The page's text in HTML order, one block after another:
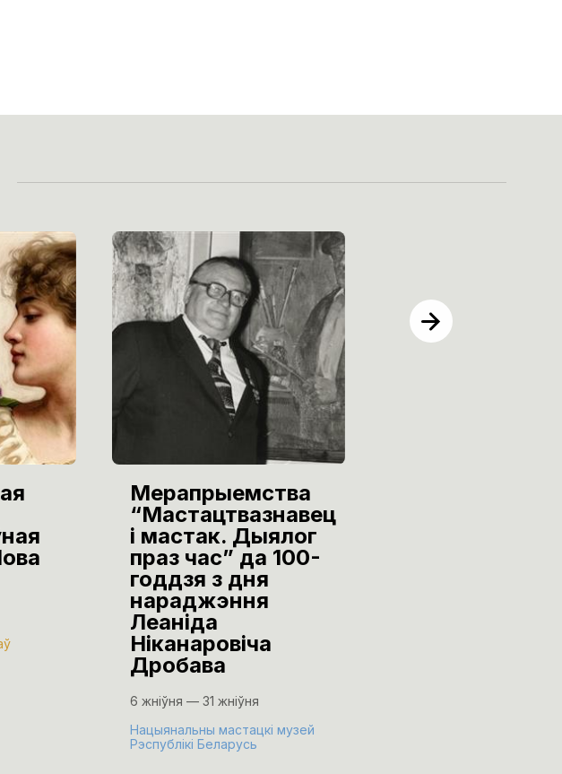
Мерапрыемства
“Мастацтвазнавец
і мастак. Дыялог
праз час” да 100-
годдзя з дня
нараджэння
Леаніда
Ніканаровіча
Дробава
6 жніўня — 31 жніўня
Нацыянальны мастацкі музей
Рэспублікі Беларусь